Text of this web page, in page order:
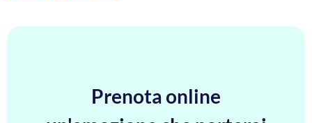
Prenota online